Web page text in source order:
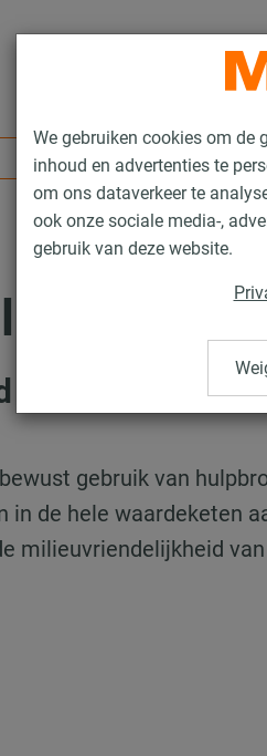
We gebruiken cookies om de
inhoud en advertenties te
om ons dataverkeer te
ook onze sociale media-,
gebruik van deze website.
voor milieu en
gebruik van
in de hele waardeketen
milieuvriendelijkheid